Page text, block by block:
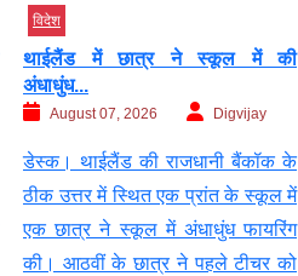
विदेश
जन्म के आधार पर अमेरिकी नागरिकता
हासिल करने...
August 07, 2026 Digvijay
डेस्क। अमेरिका के राष्ट्रपति डोनाल्ड
ट्रंप ने विदेशी नागरिकों को अमेरिकी
नागरिकता देने वाले नियमों में बड़े बदलाव
कर दिए हैं। डोनाल्ड ट्रंप ने अमेरिका में